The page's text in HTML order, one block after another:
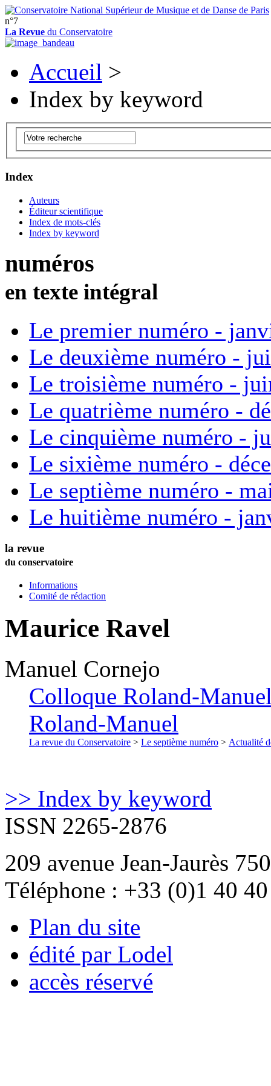
n°7
La Revue du Conservatoire
Accueil >
Index by keyword
Index
Auteurs
Éditeur scientifique
Index de mots-clés
Index by keyword
numéros
en texte intégral
Le premier numéro -
Le deuxième numéro -
Le troisième numéro -
Le quatrième numéro -
Le cinquième numéro -
Le sixième numéro -
Le septième numéro -
Le huitième numéro -
la revue
du conservatoire
Informations
Comité de rédaction
Maurice Ravel
Manuel Cornejo
Colloque Roland-
Roland-Manuel
La revue du Conservatoire > Le septième numéro > Actualité
>> Index by keyword
ISSN 2265-2876
209 avenue Jean-Jaurès
Téléphone : +33 (0)1 40
Plan du site
édité par Lodel
accès réservé